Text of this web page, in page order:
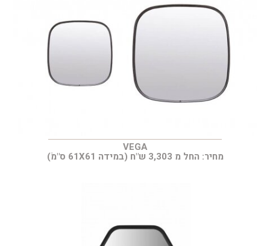
VEGA
מחיר: החל מ 3,303 ש"ח (במידה 61X61 ס"מׂ)